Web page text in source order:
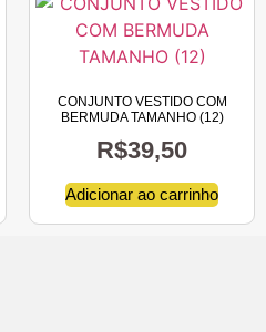
CONJUNTO VESTIDO COM
BERMUDA TAMANHO (12)
R$39,50
Adicionar ao carrinho